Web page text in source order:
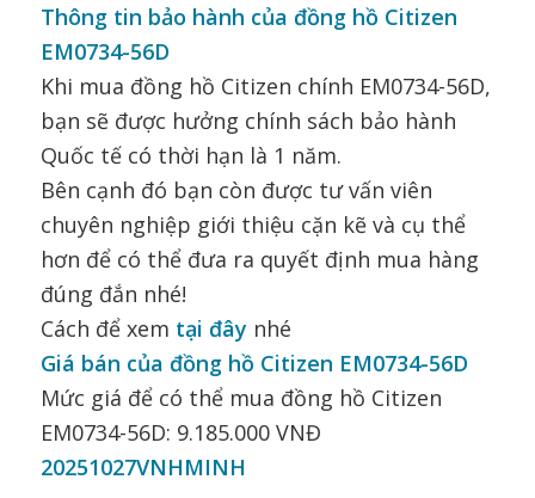
Thông tin bảo hành của đồng hồ Citizen
EM0734-56D
Khi mua đồng hồ Citizen chính EM0734-56D,
bạn sẽ được hưởng chính sách bảo hành
Quốc tế có thời hạn là 1 năm.
Bên cạnh đó bạn còn được tư vấn viên
chuyên nghiệp giới thiệu cặn kẽ và cụ thể
hơn để có thể đưa ra quyết định mua hàng
đúng đắn nhé!
Cách để xem tại đây nhé
Giá bán của đồng hồ Citizen EM0734-56D
Mức giá để có thể mua đồng hồ Citizen
EM0734-56D: 9.185.000 VNĐ
20251027VNHMINH